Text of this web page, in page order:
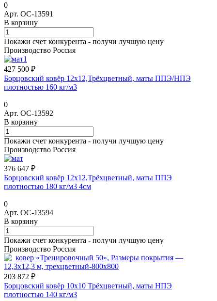
0
Арт. ОС-13591
В корзину
Покажи счет конкурента - получи лучшую цену
Производство Россия
427 500 ₽
Борцовский ковёр 12х12,Трёхцветный, маты ППЭ/НПЭ
плотностью 160 кг/м3
0
Арт. ОС-13592
В корзину
Покажи счет конкурента - получи лучшую цену
Производство Россия
376 647 ₽
Борцовский ковёр 12х12,Трёхцветный, маты ППЭ
плотностью 180 кг/м3 4см
0
Арт. ОС-13594
В корзину
Покажи счет конкурента - получи лучшую цену
Производство Россия
203 872 ₽
Борцовский ковёр 10х10 Трёхцветный, маты НПЭ
плотностью 140 кг/м3